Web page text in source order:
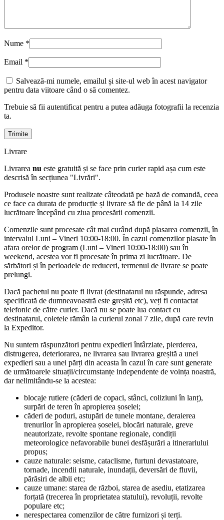
Nume *
Email *
Salvează-mi numele, emailul și site-ul web în acest navigator
pentru data viitoare când o să comentez.
Trebuie să fii autentificat pentru a putea adăuga fotografii la recenzia
ta.
Livrare
Livrarea nu este gratuită și se face prin curier rapid așa cum este
descrisă în secțiunea "Livrări".
Produsele noastre sunt realizate câteodată pe bază de comandă, ceea
ce face ca durata de producție și livrare să fie de până la 14 zile
lucrătoare începând cu ziua procesării comenzii.
Comenzile sunt procesate cât mai curând după plasarea comenzii, în
intervalul Luni – Vineri 10:00-18:00. În cazul comenzilor plasate în
afara orelor de program (Luni – Vineri 10:00-18:00) sau în
weekend, acestea vor fi procesate în prima zi lucrătoare. De
sărbători și în perioadele de reduceri, termenul de livrare se poate
prelungi.
Dacă pachetul nu poate fi livrat (destinatarul nu răspunde, adresa
specificată de dumneavoastră este greșită etc), veți fi contactat
telefonic de către curier. Dacă nu se poate lua contact cu
destinatarul, coletele rămân la curierul zonal 7 zile, după care revin
la Expeditor.
Nu suntem răspunzători pentru expedieri întârziate, pierderea,
distrugerea, deteriorarea, ne livrarea sau livrarea greșită a unei
expedieri sau a unei părți din aceasta în cazul în care sunt generate
de următoarele situații/circumstanțe independente de voința noastră,
dar nelimitându-se la acestea:
blocaje rutiere (căderi de copaci, stânci, coliziuni în lanț),
surpări de teren în apropierea șoselei;
căderi de poduri, astupări de tunele montane, deraierea
trenurilor în apropierea șoselei, blocări naturale, greve
neautorizate, revolte spontane regionale, condiții
meteorologice nefavorabile bunei desfășurări a itinerariului
propus;
cauze naturale: seisme, cataclisme, furtuni devastatoare,
tornade, incendii naturale, inundații, deversări de fluvii,
părăsiri de albii etc;
cauze umane: starea de război, starea de asediu, etatizarea
forțată (trecerea în proprietatea statului), revoluții, revolte
populare etc;
nerespectarea comenzilor de către furnizori și terți.